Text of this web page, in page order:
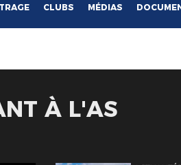
CLUBS MÉDIAS
À L'AS